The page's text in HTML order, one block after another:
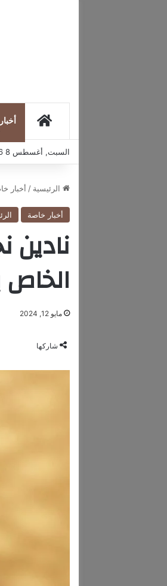
السبت, أغسطس 8 2026
الرئيسية / أخبار
أخبار خاصة
نادين
الخاص
مايو 12, 2024
شاركها